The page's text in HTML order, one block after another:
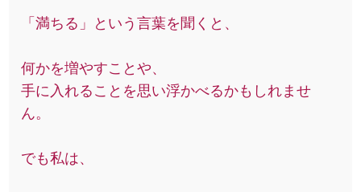
「満ちる」という言葉を聞くと、
何かを増やすことや、
手に入れることを思い浮かべるかもしれませ
ん。
でも私は、